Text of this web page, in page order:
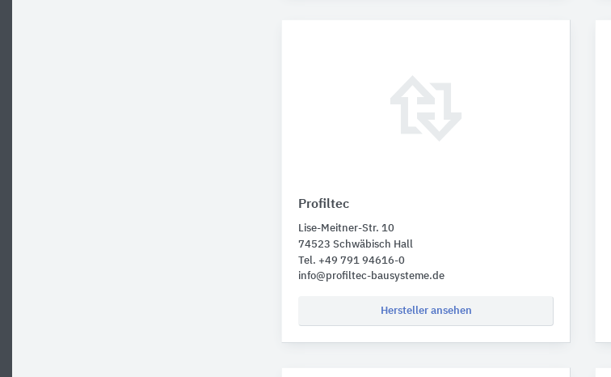
Profiltec
Lise-Meitner-Str. 10
74523 Schwäbisch Hall
Tel. +49 791 94616-0
info@profiltec-bausysteme.de
Hersteller ansehen